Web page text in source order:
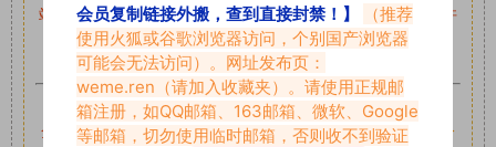
站内资源为网友个人学习或测试研究使用，未经原版权作者许
可,禁止用于任何商业途径！请在下载24小时内删除！
如果遇到付费才可获取的素材，建议升级 对应的VIP。
全站付费素材可提供补档服务“均有备份”，素材以主流网盘分
会员复制链接外搬，查到直接封禁！】
（推荐
使用火狐或谷歌浏览器访问，个别国产浏览器
可能会无法访问）。网址发布页：
weme.ren （请加入收藏夹）。请使用正规邮
箱注册，如QQ邮箱、163邮箱、微软、Google
等邮箱，切勿使用临时邮箱，否则收不到验证